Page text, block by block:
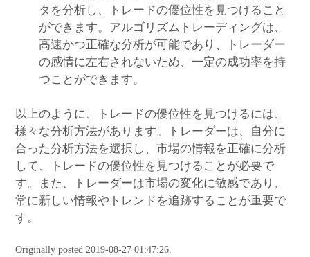
タを分析し、トレードの優位性を見つけること
ができます。アルゴリズムトレーディングは、
高速かつ正確な分析が可能であり、トレーダー
の感情に左右されないため、一定の成功率を持
つことができます。
以上のように、トレードの優位性を見つけるには、
様々な分析方法があります。トレーダーは、自分に
合った分析方法を選択し、市場の情報を正確に分析
して、トレードの優位性を見つけることが必要で
す。また、トレーダーは市場の変化に敏感であり、
常に新しい情報やトレンドを追跡することが重要で
す。
Originally posted 2019-08-27 01:47:26.